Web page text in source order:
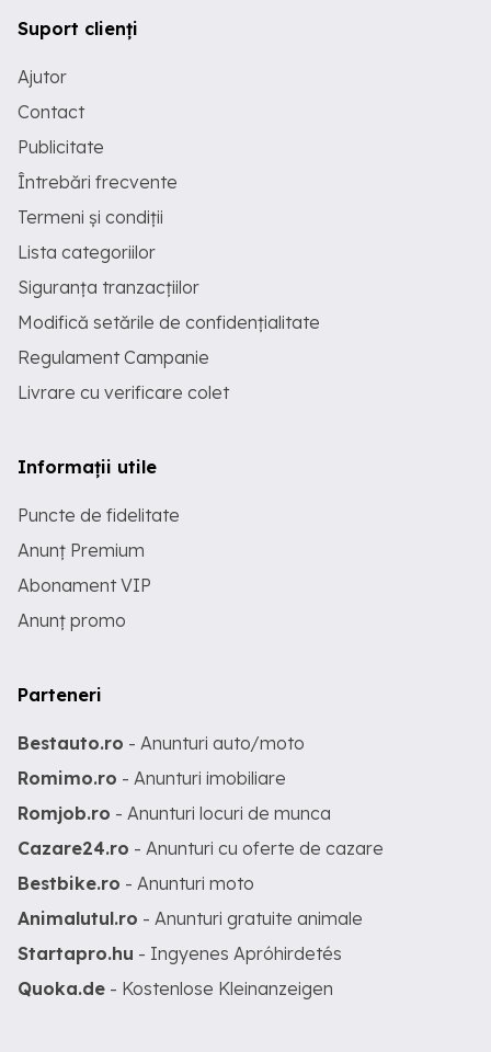
Suport clienți
Ajutor
Contact
Publicitate
Întrebări frecvente
Termeni și condiții
Lista categoriilor
Siguranța tranzacțiilor
Modifică setările de confidențialitate
Regulament Campanie
Livrare cu verificare colet
Informații utile
Puncte de fidelitate
Anunț Premium
Abonament VIP
Anunț promo
Parteneri
Bestauto.ro - Anunturi auto/moto
Romimo.ro - Anunturi imobiliare
Romjob.ro - Anunturi locuri de munca
Cazare24.ro - Anunturi cu oferte de cazare
Bestbike.ro - Anunturi moto
Animalutul.ro - Anunturi gratuite animale
Startapro.hu - Ingyenes Apróhirdetés
Quoka.de - Kostenlose Kleinanzeigen